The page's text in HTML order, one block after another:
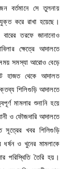
বর্তমানে সে তুলনায়
করে রাখা হয়েছে।
তরফে জানানোও
ক্ষেত্রে আদালতে
সমস্যা আরোও বেড়ে
হাজত থেকে আদালত
শিলিগুড়ি আদালতে
মামলার শুনানি হয়ে
ও ফৌজদারি আদালতে
খবর শিলিগুড়ি
ও খুনের মামলাকে
পরিস্থিতি তৈরি হয়।